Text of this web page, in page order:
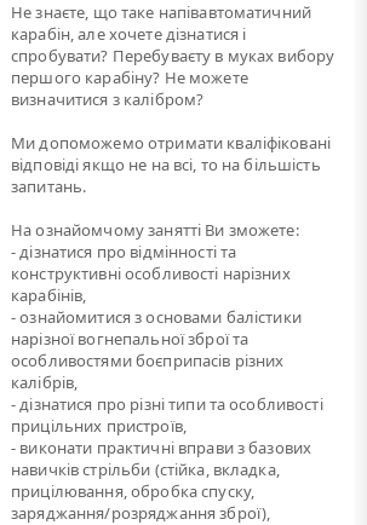
Не знаєте, що таке напівавтоматичний
карабін, але хочете дізнатися і
спробувати? Перебуваєту в муках вибору
першого карабіну? Не можете
визначитися з калібром?
Ми допоможемо отримати кваліфіковані
відповіді якщо не на всі, то на більшість
запитань.
На ознайомчому занятті Ви зможете:
- дізнатися про відмінності та
конструктивні особливості нарізних
карабінів,
- ознайомитися з основами балістики
нарізної вогнепальної зброї та
особливостями боєприпасів різних
калібрів,
- дізнатися про різні типи та особливості
прицільних пристроїв,
- виконати практичні вправи з базових
навичків стрільби (стійка, вкладка,
прицілювання, обробка спуску,
заряджання/розряджання зброї),